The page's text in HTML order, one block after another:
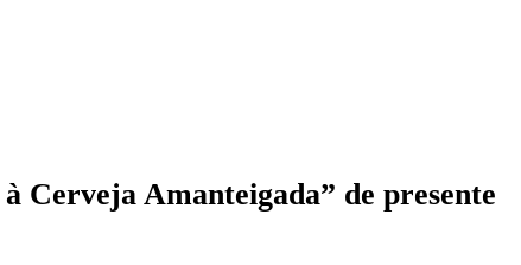
Cerveja Amanteigada” de presente